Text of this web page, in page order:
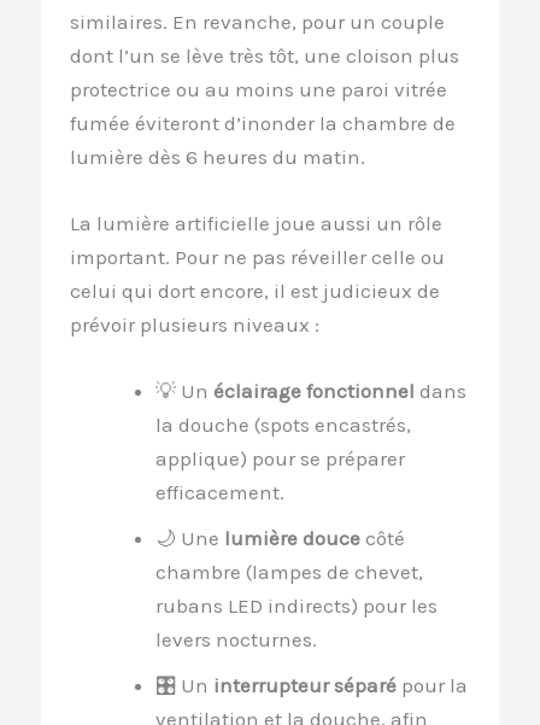
similaires. En revanche, pour un couple
dont l’un se lève très tôt, une cloison plus
protectrice ou au moins une paroi vitrée
fumée éviteront d’inonder la chambre de
lumière dès 6 heures du matin.
La lumière artificielle joue aussi un rôle
important. Pour ne pas réveiller celle ou
celui qui dort encore, il est judicieux de
prévoir plusieurs niveaux :
💡 Un éclairage fonctionnel dans
la douche (spots encastrés,
applique) pour se préparer
efficacement.
🌙 Une lumière douce côté
chambre (lampes de chevet,
rubans LED indirects) pour les
levers nocturnes.
🎛 Un interrupteur séparé pour la
ventilation et la douche, afin